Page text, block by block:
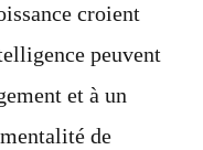
croient
peuvent
et à un
de